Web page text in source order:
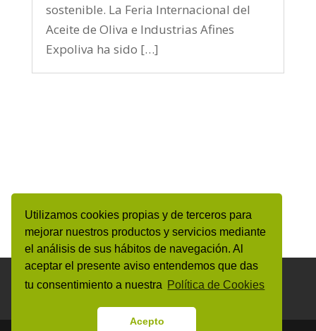
Utilizamos cookies propias y de terceros para
mejorar nuestros productos y servicios mediante
el análisis de sus hábitos de navegación. Al
aceptar el presente aviso entendemos que das
tu consentimiento a nuestra Política de Cookies
Acepto
sostenible. La Feria Internacional del
Aceite de Oliva e Industrias Afines
Expoliva ha sido […]
Aviso Legal y Protección de datos personales